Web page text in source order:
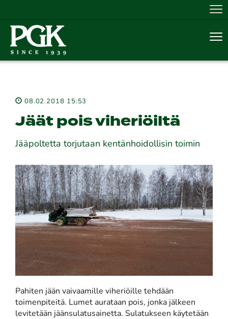
08.02.2018 15:53
Jäät pois viheriöiltä
Jääpoltetta torjutaan kentänhoidollisin toimin
Pahiten jään vaivaamille viheriöille tehdään
toimenpiteitä. Lumet aurataan pois, jonka jälkeen
levitetään jäänsulatusainetta. Sulatukseen käytetään